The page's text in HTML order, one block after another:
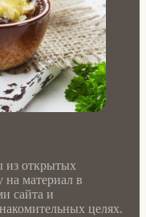
из открытых
материал в
сайта и
целях.